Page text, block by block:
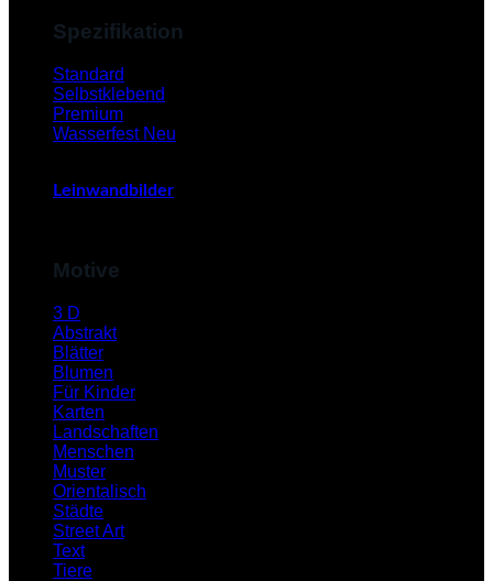
Spezifikation
Standard
Selbstklebend
Premium
Wasserfest
Leinwandbilder
Motive
3 D
Abstrakt
Blätter
Blumen
Für Kinder
Karten
Landschaften
Menschen
Muster
Orientalisch
Städte
Street Art
Text
Tiere